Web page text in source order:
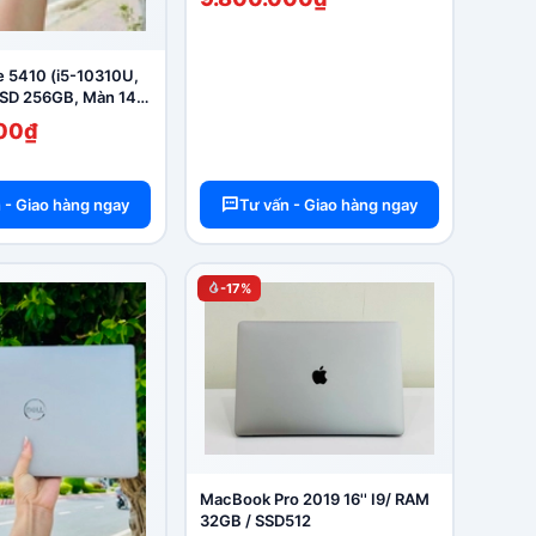
5410 (i5-10310U,
256GB, Màn 14'
- Giao hàng ngay Tư vấn - Giao hàng ngay
-17%
MacBook Pro 2019 16'' I9/ RAM
32GB / SSD512